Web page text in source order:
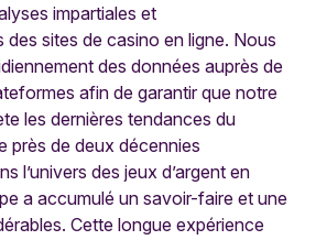
impartiales et
des sites de casino en ligne. Nous
des données auprès de
afin de garantir que notre
les dernières tendances du
près de deux décennies
l’univers des jeux d’argent en
a accumulé un savoir-faire et une
Cette longue expérience